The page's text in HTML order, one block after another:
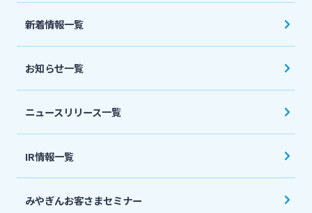
法人・個人事業主のお客さま
宮崎銀行について
ニュースリリース一覧
採用情報
新着情報一覧
お知らせ一覧
ニュースリリース一覧
IR情報一覧
みやぎんお客さまセミナー